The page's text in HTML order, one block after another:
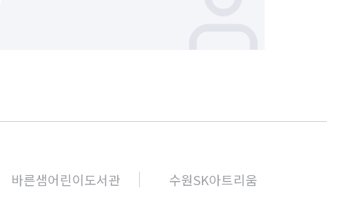
바른샘어린이도서관 수원SK아트리움